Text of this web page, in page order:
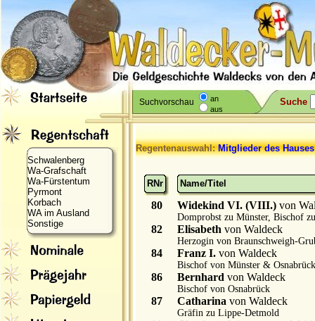
Suchvorschau
an
aus
Suche
Schwalenberg
Wa-Grafschaft
Wa-Fürstentum
Pyrmont
Korbach
WA im Ausland
Sonstige
Regentenauswahl:Mitglieder des
RNr Name/Titel
80 Widekind VI. (VIII.) von
Domprobst zu Münster, Bischof
82 Elisabeth von Waldeck
Herzogin von Braunschweigh-
84 Franz I. von Waldeck
Bischof von Münster & Osnabrück
86 Bernhard von Waldeck
Bischof von Osnabrück
87 Catharina von Waldeck
Gräfin zu Lippe-Detmold